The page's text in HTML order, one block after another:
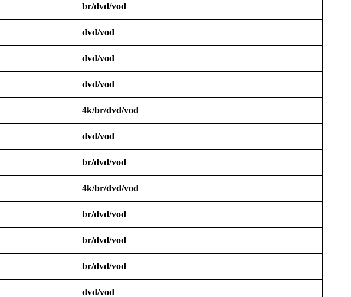
br/dvd/vod
dvd/vod
dvd/vod
dvd/vod
4k/br/dvd/vod
dvd/vod
br/dvd/vod
4k/br/dvd/vod
br/dvd/vod
br/dvd/vod
br/dvd/vod
dvd/vod